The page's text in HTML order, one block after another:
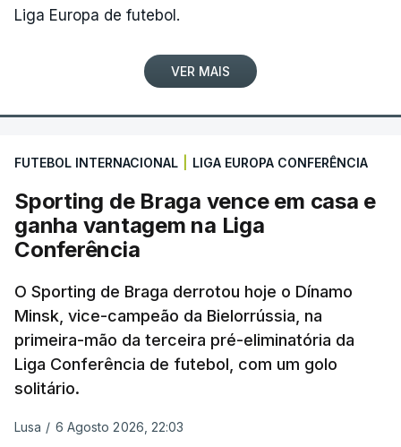
Liga Europa de futebol.
VER MAIS
FUTEBOL INTERNACIONAL LIGA EUROPA CONFERÊNCIA
Sporting de Braga vence em casa e
ganha vantagem na Liga
Conferência
O Sporting de Braga derrotou hoje o Dínamo
Minsk, vice-campeão da Bielorrússia, na
primeira-mão da terceira pré-eliminatória da
Liga Conferência de futebol, com um golo
solitário.
Lusa / 6 Agosto 2026, 22:03